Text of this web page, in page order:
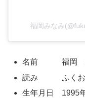
福岡みなみ
名前 福岡
読み ふくお
生年月日 1995